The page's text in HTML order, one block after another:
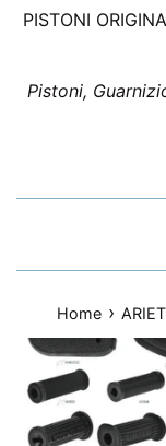
PISTONI
Pistoni,
Home ›